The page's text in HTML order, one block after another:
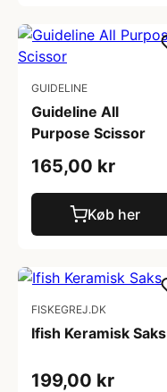
GUIDELINE
Guideline All
Purpose Scissor
165,00 kr
Køb her
FISKEGREJ.DK
Ifish Keramisk Saks
199,00 kr